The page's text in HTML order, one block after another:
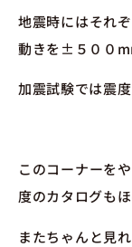
地震時にはそれ
動きを±５００
加震試験では震
このコーナーを
度のカタログも
またちゃんと見